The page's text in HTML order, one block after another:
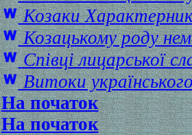
Козаки
Козацькому роду
Співці лицарської
Витоки
На початок
На початок